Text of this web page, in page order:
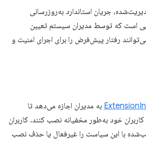
جریان استاندارد به‌روزرسانی
است که توسط مدیران سیستم تعیین
رفتار پیش‌فرض را برای اجرای امنیت و
به مدیران اجازه می‌دهد تا
خود به‌طور مخفیانه نصب کنند. کاربران
با این سیاست را غیرفعال یا حذف نصب